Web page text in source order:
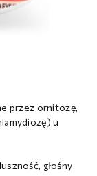
przez ornitozę,
u
głośny